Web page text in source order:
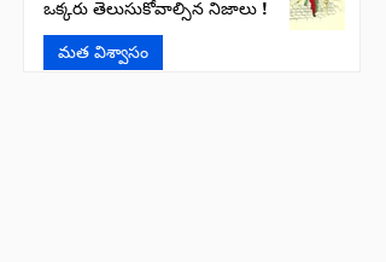
ఒక్కరు తెలుసుకోవాల్సిన నిజాలు !
మత విశ్వాసం